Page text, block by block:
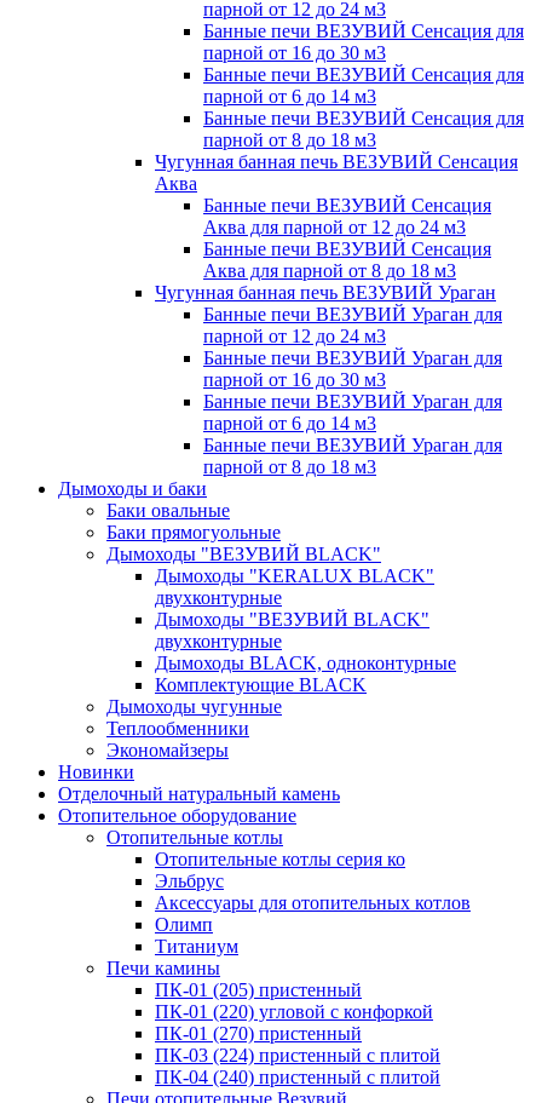
парной от 12 до 24 м3
Банные печи ВЕЗУВИЙ Сенсация для
парной от 16 до 30 м3
Банные печи ВЕЗУВИЙ Сенсация для
парной от 6 до 14 м3
Банные печи ВЕЗУВИЙ Сенсация для
парной от 8 до 18 м3
Чугунная банная печь ВЕЗУВИЙ Сенсация
Аква
Банные печи ВЕЗУВИЙ Сенсация
Аква для парной от 12 до 24 м3
Банные печи ВЕЗУВИЙ Сенсация
Аква для парной от 8 до 18 м3
Чугунная банная печь ВЕЗУВИЙ Ураган
Банные печи ВЕЗУВИЙ Ураган для
парной от 12 до 24 м3
Банные печи ВЕЗУВИЙ Ураган для
парной от 16 до 30 м3
Банные печи ВЕЗУВИЙ Ураган для
парной от 6 до 14 м3
Банные печи ВЕЗУВИЙ Ураган для
парной от 8 до 18 м3
Дымоходы и баки
Баки овальные
Баки прямогуольные
Дымоходы "ВЕЗУВИЙ BLACK"
Дымоходы "KERALUX BLACK"
двухконтурные
Дымоходы "ВЕЗУВИЙ BLACK"
двухконтурные
Дымоходы BLACK, одноконтурные
Комплектующие BLACK
Дымоходы чугунные
Теплообменники
Экономайзеры
Новинки
Отделочный натуральный камень
Отопительное оборудование
Отопительные котлы
Отопительные котлы серия ко
Эльбрус
Аксессуары для отопительных котлов
Олимп
Титаниум
Печи камины
ПК-01 (205) пристенный
ПК-01 (220) угловой с конфоркой
ПК-01 (270) пристенный
ПК-03 (224) пристенный с плитой
ПК-04 (240) пристенный с плитой